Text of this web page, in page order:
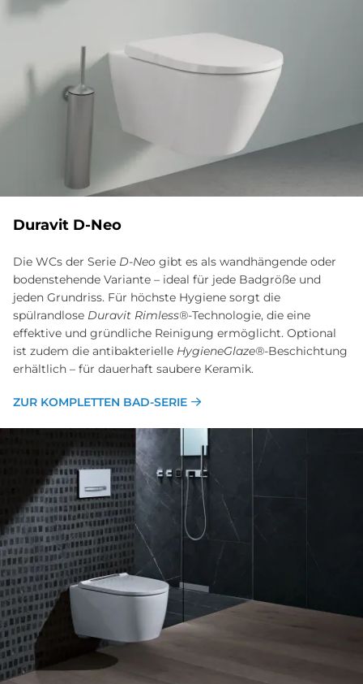
Du­ra­vit D-Neo
Die WCs der Serie D-Neo gibt es als wandhängende oder
bodenstehende Variante – ideal für jede Badgröße und
jeden Grundriss. Für höchste Hygiene sorgt die
spülrandlose Duravit Rimless®-Technologie, die eine
effektive und gründliche Reinigung ermöglicht. Optional
ist zudem die antibakterielle HygieneGlaze®-Beschichtung
erhältlich – für dauerhaft saubere Keramik.
ZUR KOMPLETTEN BAD-SERIE